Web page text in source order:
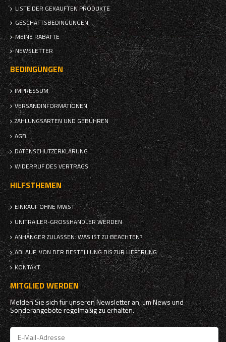
LISTE DER GEKAUFTEN PRODUKTE
GESCHÄFTSBEDINGUNGEN
MEINE RABATTE
NEWSLETTER
BEDINGUNGEN
IMPRESSUM
VERSANDINFORMATIONEN
ZAHLUNGSARTEN UND GEBÜHREN
AGB
DATENSCHUTZERKLÄRUNG
WIDERRUF DES VERTRAGS
HILFSTHEMEN
EINKAUF OHNE MWST.
UNITRAILER-GROSSHÄNDLER WERDEN
ANHÄNGER ZULASSEN: WAS IST ZU BEACHTEN?
ABLAUF: VON DER BESTELLUNG BIS ZUR LIEFERUNG
KONTAKT
MITGLIED WERDEN
Melden Sie sich für unseren Newsletter an, um News und
Sonderangebote regelmäßig zu erhalten.